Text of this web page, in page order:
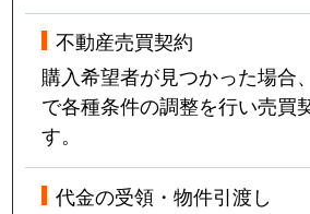
不動産売買契約
購入希望者が見つかった場合
で各種条件の調整を行い売買
す。
代金の受領・物件引渡し